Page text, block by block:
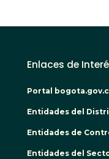
Enlaces de
Portal
Entidades del
Entidades de
Entidades del